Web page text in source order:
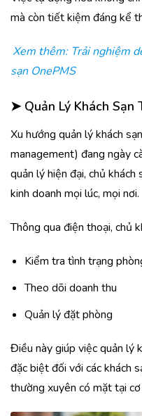
mà còn tiết kiệm đáng kể
Xem thêm: Trải nghiệm
sạn OnePMS
➤ Quản Lý Khách
Xu hướng quản lý khách
management) đang ngày
quản lý hiện đại, chủ
kinh doanh mọi lúc, mọi nơi.
Thông qua điện thoại, chủ
Kiểm tra tình trạng
Theo dõi doanh thu
Quản lý đặt phòng
Điều này giúp việc quản lý
đặc biệt đối với các khách
thường xuyên có mặt tại